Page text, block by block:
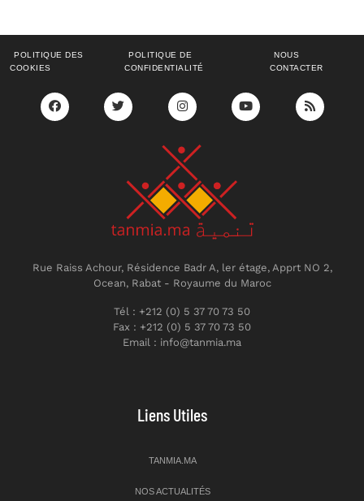
POLITIQUE DES
COOKIES
POLITIQUE DE
CONFIDENTIALITÉ
NOUS
CONTACTER
Rue Raiss Achour, Résidence Badr A, ler étage, Apprt NO 2,
Ocean, Rabat - Royaume du Maroc
Tél : +212 (0) 5 37 70 73 50
Fax : +212 (0) 5 37 70 73 50
Email : info@tanmia.ma
Liens Utiles
TANMIA.MA
NOS ACTUALITÉS